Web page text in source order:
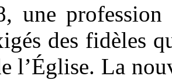
une
des fidèles
l’Église. La